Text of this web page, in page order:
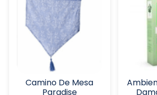
Camino De Mesa
Paradise